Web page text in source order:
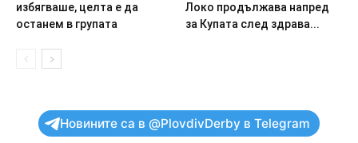
избягваше, целта е да
останем в групата
Локо продължава напред
за Купата след здрава...
Новините са в @PlovdivDerby в Telegram